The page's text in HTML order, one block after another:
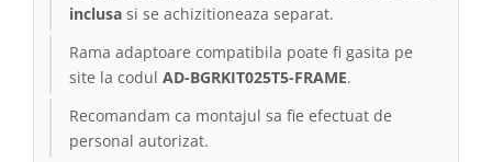
inclusa si se achizitioneaza separat.
Rama adaptoare compatibila poate fi gasita pe
site la codul AD-BGRKIT025T5-FRAME.
Recomandam ca montajul sa fie efectuat de
personal autorizat.